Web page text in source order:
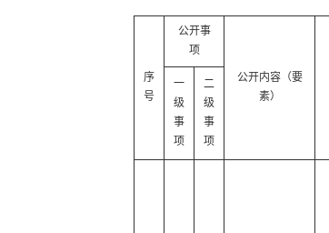
序
号
公开事
项
公开内容（要
素）
一
级
事
项
二
级
事
项